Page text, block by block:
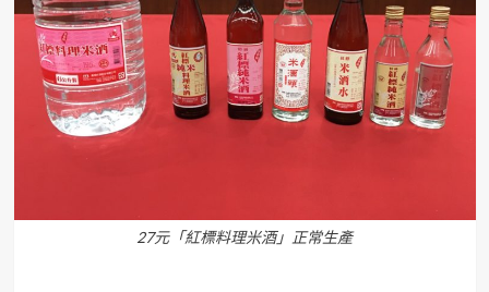
27元「紅標料理米酒」正常生產